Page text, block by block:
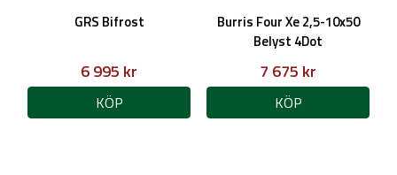
GRS Bifrost
6 995 kr
KÖP
Burris Four Xe 2,5-10x50
Belyst 4Dot
7 675 kr
KÖP